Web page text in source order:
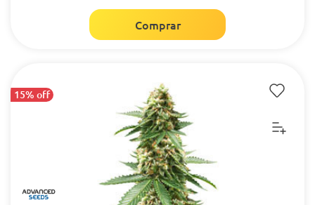
Comprar
15% off